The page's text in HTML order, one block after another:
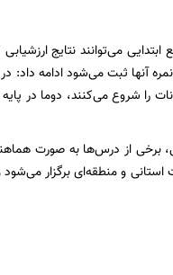
می‌توانند نتایج
آنها ثبت می‌شود ادامه داد:
گذشته وجود دارد، اولا پایه هفتم تا دهم از ۹ خرداد امتحانات را
برخی از درس‌ها به صورت
استانی و منطقه‌ای برگزار